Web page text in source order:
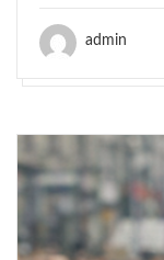
admin